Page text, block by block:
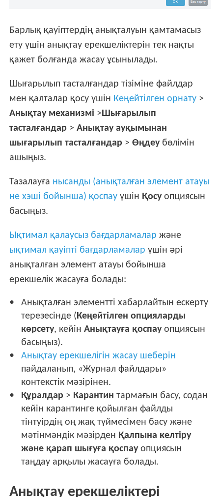
Барлық қауіптердің анықталуын қамтамасыз
ету үшін анықтау ерекшеліктерін тек нақты
қажет болғанда жасау ұсынылады.
Шығарылып тасталғандар тізіміне файлдар
мен қалталар қосу үшін Кеңейтілген орнату >
Анықтау механизмі > Шығарылып
тасталғандар >Анықтау ауқымынан
шығарылып тасталғандар >Өңдеубөлімін
ашыңыз.
Тазалауға нысанды (анықталған элемент атауы
не хэші бойынша) қоспау үшін Қосуопциясын
басыңыз.
Ықтимал қалаусыз бағдарламалар және
ықтимал қауіпті бағдарламалар үшін әрі
анықталған элемент атауы бойынша
ерекшелік жасауға болады:
Анықталған элементті хабарлайтын ескерту
терезесінде (Кеңейтілген опцияларды
көрсету, кейінАнықтауға қоспауопциясын
басыңыз).
Анықтау ерекшелігін жасау шеберін
пайдаланып, «Журнал файлдары»
контекстік мәзірінен.
Құралдар > Карантин тармағын басу, содан
кейін карантинге қойылған файлды
тінтуірдің оң жақ түймесімен басу және
мәтінмәндік мәзірден Қалпына келтіру
және қарап шығуға қоспауопциясын
таңдау арқылы жасауға болады.
Анықтау ерекшеліктері